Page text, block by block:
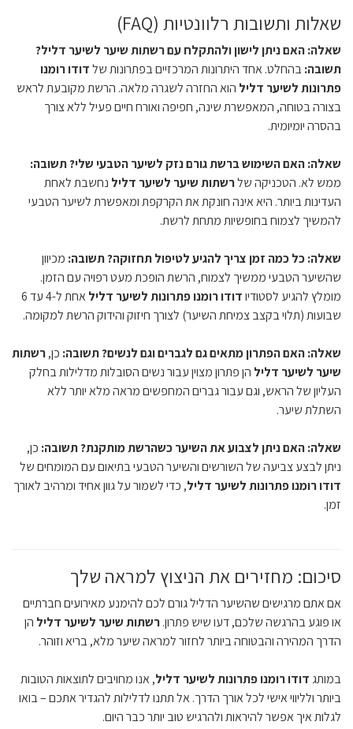
שאלות ותשובות רלוונטיות (FAQ)
שאלה: האם ניתן לישון ולהתקלח עם רשתות שיער לשיער דליל?
תשובה:בהחלט. אחד היתרונות המרכזיים בפתרונות שלדודו רומנו
פתרונות לשיער דליל הוא החזרה לשגרה מלאה. הרשת מקובעת לראש
בצורה בטוחה, המאפשרת שינה, חפיפה ואורח חיים פעיל ללא צורך
בהסרה יומיומית.
שאלה: האם השימוש ברשת גורם נזק לשיער הטבעי שלי?תשובה:
ממש לא. הטכניקה שלרשתות שיער לשיער דליל נחשבת לאחת
העדינות ביותר. היא אינה חונקת את הקרקפת ומאפשרת לשיער הטבעי
להמשיך לצמוח בחופשיות מתחת לרשת.
שאלה: כל כמה זמן צריך להגיע לטיפול תחזוקה?תשובה: מכיוון
שהשיער הטבעי ממשיך לצמוח, הרשת הופכת מעט רפויה עם הזמן.
מומלץ להגיע לסטודיודודו רומנו פתרונות לשיער דליל
אחת ל-4 עד 6
שבועות (תלוי בקצב צמיחת השיער) לצורך חיזוק והידוק הרשת למקומה.
שאלה: האם הפתרון מתאים גם לגברים וגם לנשים?תשובה: כן,רשתות
שיער לשיער דליל הן פתרון מצוין עבור נשים הסובלות מדלילות בחלק
העליון של הראש, וגם עבור גברים המחפשים מראה מלא יותר ללא
השתלת שיער.
שאלה: האם ניתן לצבוע את השיער כשהרשת מותקנת?תשובה: כן,
ניתן לבצע צביעה של השורשים והשיער הטבעי בתיאום עם המומחים של
דודו רומנו פתרונות לשיער דליל, כדי לשמור על גוון אחיד ומרהיב לאורך
זמן.
סיכום: מחזירים את הניצוץ למראה שלך
אם אתם מרגישים שהשיער הדליל גורם לכם להימנע מאירועים חברתיים
או פוגע בהרגשה שלכם, דעו שיש פתרון.רשתות שיער לשיער דליל הן
הדרך המהירה והבטוחה ביותר לחזור למראה שיער מלא, בריא וזוהר.
במותג דודו רומנו פתרונות לשיער דליל, אנו מחויבים לתוצאות הטובות
ביותר ולליווי אישי לכל אורך הדרך. אל תתנו לדלילות להגדיר אתכם – בואו
לגלות איך אפשר להיראות ולהרגיש טוב יותר כבר היום.